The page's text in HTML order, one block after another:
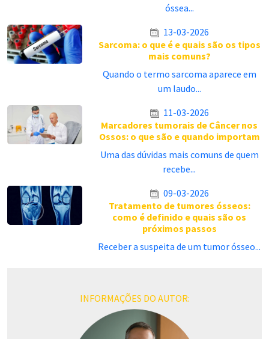
óssea...
13-03-2026
Sarcoma: o que é e quais são os tipos
mais comuns?
Quando o termo sarcoma aparece em
um laudo...
11-03-2026
Marcadores tumorais de Câncer nos
Ossos: o que são e quando importam
Uma das dúvidas mais comuns de quem
recebe...
09-03-2026
Tratamento de tumores ósseos:
como é definido e quais são os
próximos passos
Receber a suspeita de um tumor ósseo...
INFORMAÇÕES DO AUTOR: